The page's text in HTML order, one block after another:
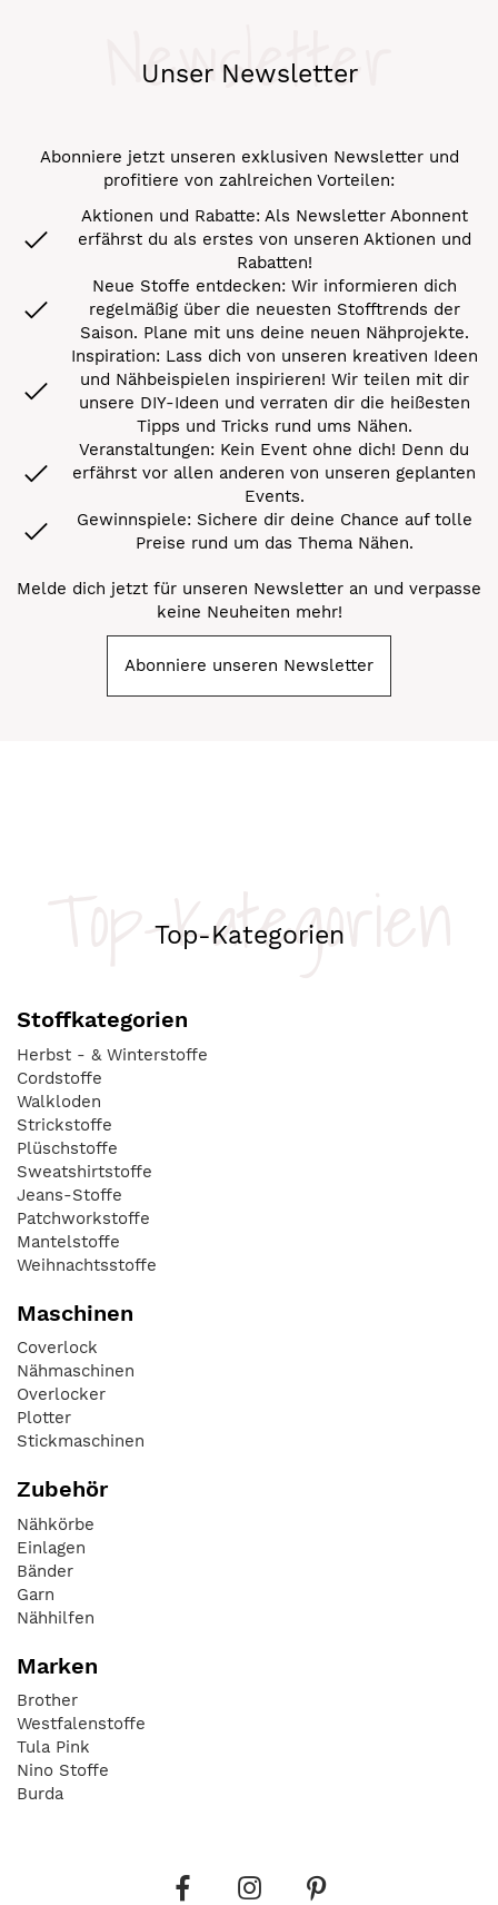
Unser Newsletter
Newsletter
Abonniere jetzt unseren exklusiven Newsletter und
profitiere von zahlreichen Vorteilen:
Aktionen und Rabatte: Als Newsletter Abonnent
erfährst du als erstes von unseren Aktionen und
Rabatten!
Neue Stoffe entdecken: Wir informieren dich
regelmäßig über die neuesten Stofftrends der
Saison. Plane mit uns deine neuen Nähprojekte.
Inspiration: Lass dich von unseren kreativen Ideen
und Nähbeispielen inspirieren! Wir teilen mit dir
unsere DIY-Ideen und verraten dir die heißesten
Tipps und Tricks rund ums Nähen.
Veranstaltungen: Kein Event ohne dich! Denn du
erfährst vor allen anderen von unseren geplanten
Events.
Gewinnspiele: Sichere dir deine Chance auf tolle
Preise rund um das Thema Nähen.
Melde dich jetzt für unseren Newsletter an und verpasse
keine Neuheiten mehr!
Abonniere unseren Newsletter
Top-Kategorien
Top-Kategorien
Stoffkategorien
Herbst - & Winterstoffe
Cordstoffe
Walkloden
Strickstoffe
Plüschstoffe
Sweatshirtstoffe
Jeans-Stoffe
Patchworkstoffe
Mantelstoffe
Weihnachtsstoffe
Maschinen
Coverlock
Nähmaschinen
Overlocker
Plotter
Stickmaschinen
Zubehör
Nähkörbe
Einlagen
Bänder
Garn
Nähhilfen
Marken
Brother
Westfalenstoffe
Tula Pink
Nino Stoffe
Burda